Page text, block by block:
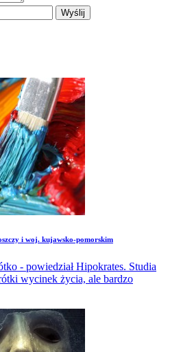
Wyślij
i woj. kujawsko-pomorskim
- powiedział Hipokrates. Studia
wycinek życia, ale bardzo